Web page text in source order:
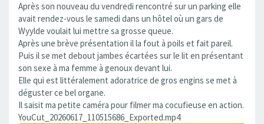
Après son nouveau du vendredi rencontré sur un parking elle
avait rendez-vous le samedi dans un hôtel où un gars de
Wyylde voulait lui mettre sa grosse queue.
Après une brève présentation il la fout à poils et fait pareil.
Puis il se met debout jambes écartées sur le lit en présentant
son sexe à ma femme à genoux devant lui.
Elle qui est littéralement adoratrice de gros engins se met à
déguster ce bel organe.
Il saisit ma petite caméra pour filmer ma cocufieuse en action.
YouCut_20260617_110515686_Exported.mp4